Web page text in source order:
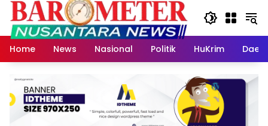
Langsung
konten
Home
News Nasional Politik HuKrim